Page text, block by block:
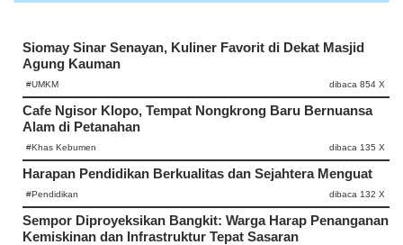
Siomay Sinar Senayan, Kuliner Favorit di Dekat Masjid
Agung Kauman
#UMKM dibaca 854 X
Cafe Ngisor Klopo, Tempat Nongkrong Baru Bernuansa
Alam di Petanahan
#Khas Kebumen dibaca 135 X
Harapan Pendidikan Berkualitas dan Sejahtera Menguat
#Pendidikan dibaca 132 X
Sempor Diproyeksikan Bangkit: Warga Harap Penanganan
Kemiskinan dan Infrastruktur Tepat Sasaran